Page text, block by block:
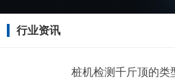
行业资讯
桩机检测千斤顶的类